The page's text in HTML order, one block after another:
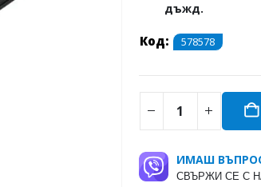
дъжд.
Код: 578578
ИМАШ
СВЪРЖИ СЕ С